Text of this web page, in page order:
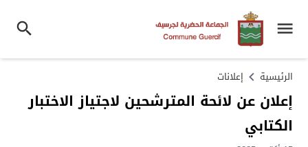
الرئيسية إعلانات
إعلان عن لائحة المترشحين لاجتياز الاختبار
الكتابي